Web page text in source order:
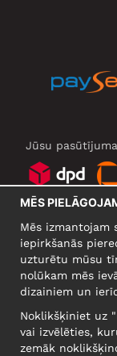
Jūsu
MĒS
Mēs izmantojam
iepirkšanās
uzturētu mūsu
nolūkam mēs
dizainiem un
Noklikšķiniet uz
vai izvēlēties,
zemāk